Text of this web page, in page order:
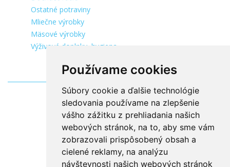
Používame cookies
Súbory cookie a ďalšie technológie
sledovania používame na zlepšenie
vášho zážitku z prehliadania našich
webových stránok, na to, aby sme vám
zobrazovali prispôsobený obsah a
cielené reklamy, na analýzu
návštevnosti našich webových stránok
Ostatné potraviny
Mliečne výrobky
Mäsové výrobky
Výživové doplnky, hygiena